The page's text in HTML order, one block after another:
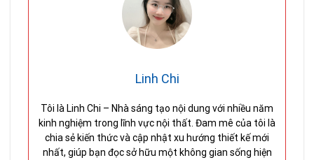
Linh Chi
Tôi là Linh Chi – Nhà sáng tạo nội dung với nhiều năm
kinh nghiệm trong lĩnh vực nội thất. Đam mê của tôi là
chia sẻ kiến thức và cập nhật xu hướng thiết kế mới
nhất, giúp bạn đọc sở hữu một không gian sống hiện